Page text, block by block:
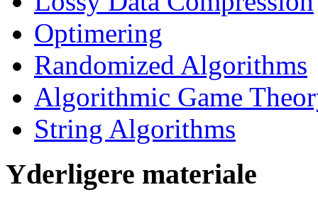
Optimering
Randomized Algorithms
Algorithmic Game
String Algorithms
Yderligere materiale